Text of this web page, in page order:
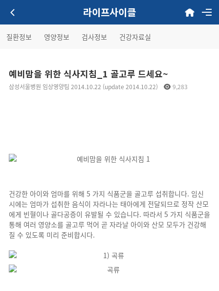
라이프사이클
질환정보 영양정보 검사정보 건강자료실
예비맘을 위한 식사지침_1 골고루 드세요~
삼성서울병원 임상영양팀 2014.10.22 (update 2014.10.22) 9,283
건강한 아이와 엄마를 위해 5 가지 식품군을 골고루 섭취합니다. 임신
시에는 엄마가 섭취한 음식이 자라나는 태아에게 전달되므로 정작 산모
에게 빈혈이나 골다공증이 유발될 수 있습니다. 따라서 5 가지 식품군을
통해 여러 영양소를 골고루 먹어 곧 자라날 아이와 산모 모두가 건강해
질 수 있도록 미리 준비합시다.